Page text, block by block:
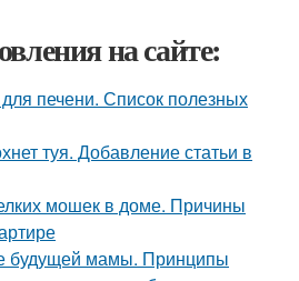
на сайте:
печени. Список полезных
туя. Добавление статьи в
мошек в доме. Причины
будущей мамы. Принципы